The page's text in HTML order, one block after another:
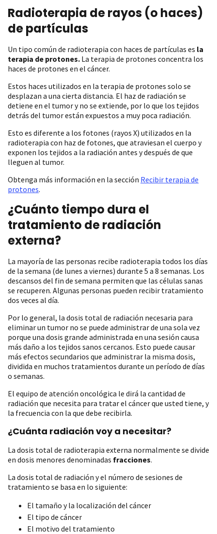
Radioterapia de rayos (o haces)
de partículas
Un tipo común de radioterapia con haces de partículas es la
terapia de protones. La terapia de protones concentra los
haces de protones en el cáncer.
Estos haces utilizados en la terapia de protones solo se
desplazan a una cierta distancia. El haz de radiación se
detiene en el tumor y no se extiende, por lo que los tejidos
detrás del tumor están expuestos a muy poca radiación.
Esto es diferente a los fotones (rayos X) utilizados en la
radioterapia con haz de fotones, que atraviesan el cuerpo y
exponen los tejidos a la radiación antes y después de que
lleguen al tumor.
Obtenga más información en la sección Recibir terapia de
protones.
¿Cuánto tiempo dura el
tratamiento de radiación
externa?
La mayoría de las personas recibe radioterapia todos los días
de la semana (de lunes a viernes) durante 5 a 8 semanas. Los
descansos del fin de semana permiten que las células sanas
se recuperen. Algunas personas pueden recibir tratamiento
dos veces al día.
Por lo general, la dosis total de radiación necesaria para
eliminar un tumor no se puede administrar de una sola vez
porque una dosis grande administrada en una sesión causa
más daño a los tejidos sanos cercanos. Esto puede causar
más efectos secundarios que administrar la misma dosis,
dividida en muchos tratamientos durante un período de días
o semanas.
El equipo de atención oncológica le dirá la cantidad de
radiación que necesita para tratar el cáncer que usted tiene, y
la frecuencia con la que debe recibirla.
¿Cuánta radiación voy a necesitar?
La dosis total de radioterapia externa normalmente se divide
en dosis menores denominadas fracciones.
La dosis total de radiación y el número de sesiones de
tratamiento se basa en lo siguiente:
El tamaño y la localización del cáncer
El tipo de cáncer
El motivo del tratamiento